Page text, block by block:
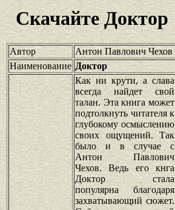
Скачайте Доктор
Автор
Антон Павлович Чехов
Наименование Доктор
Как ни крути, а слава
всегда найдет свой
талан. Эта книга может
подтолкнуть читателя к
глубокому осмыслению
своих ощущений. Так
было и в случае с
Антон Павлович
Чехов. Ведь его кнга
Доктор стала
популярна благодаря
захватывающий сюжет.